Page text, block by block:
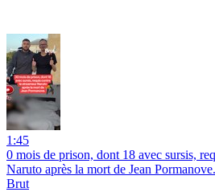
1:45
0 mois de prison, dont 18 avec sursis,
Naruto après la mort de Jean Pormanove.
Brut